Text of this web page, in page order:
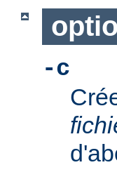
-c